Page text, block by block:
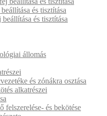
és tisztítása
és tisztítása
állomás
és zónákra osztása
alkatrészei
felszerelése- és bekötése